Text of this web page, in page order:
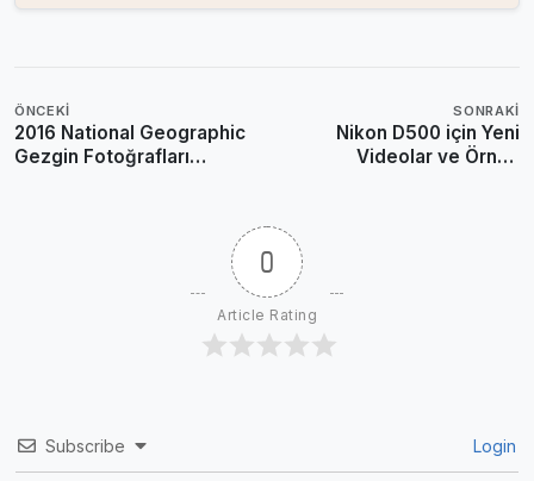
ÖNCEKI
2016 National Geographic
Gezgin Fotoğrafları
SONRAKI
Nikon D500 için Yeni
Videolar ve Örnek
0
Article Rating
Subscribe Login